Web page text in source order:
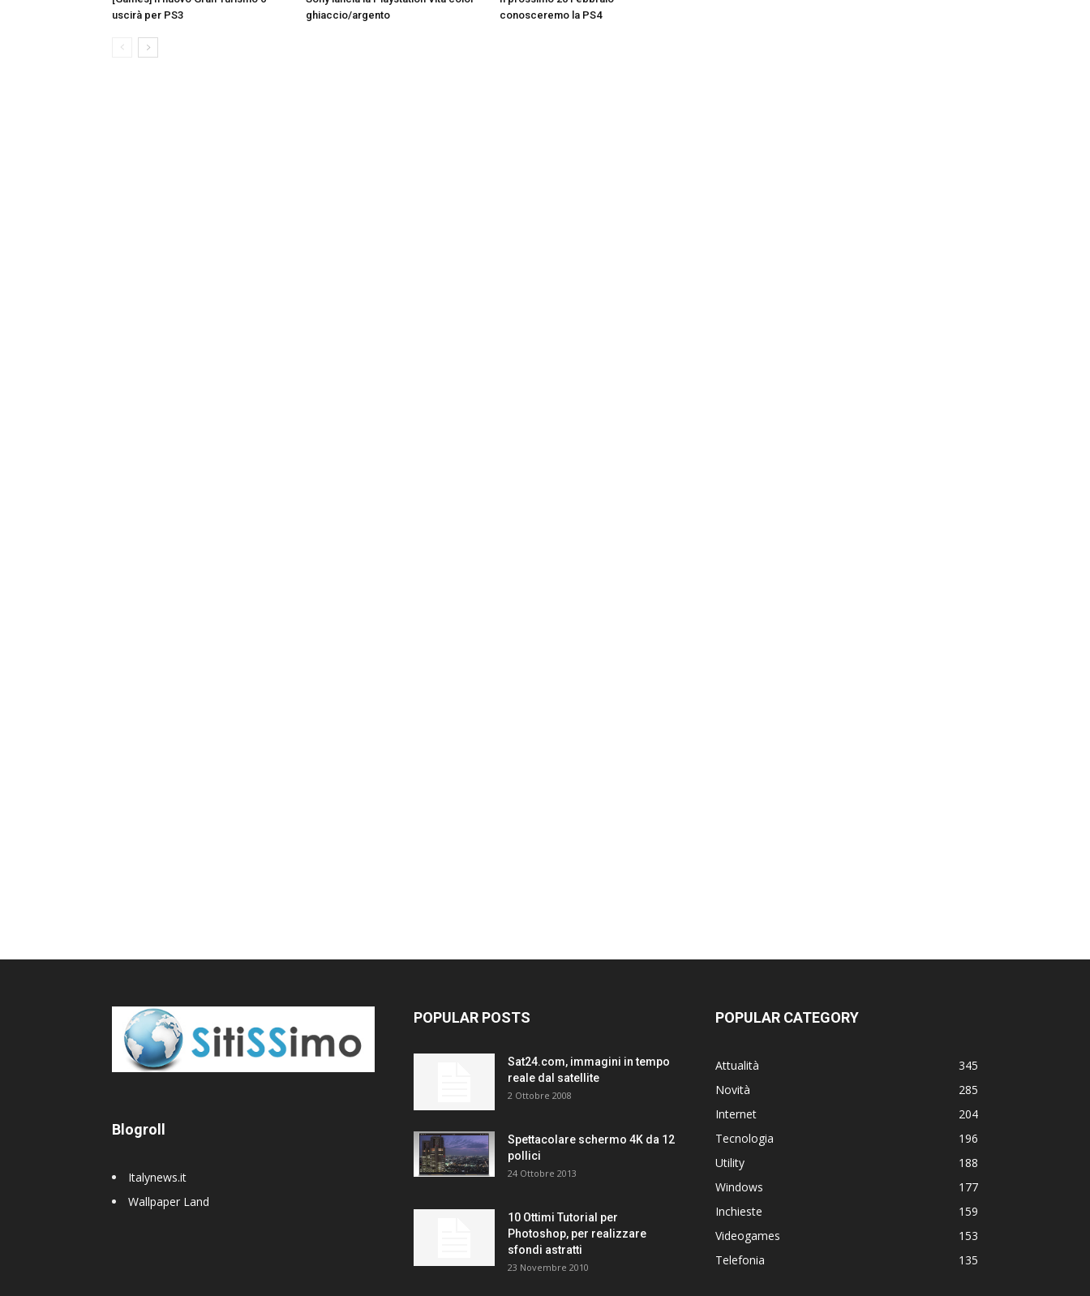
uscirà per PS3
ghiaccio/argento
conosceremo la PS4
Blogroll
Italynews.it
Wallpaper Land
POPULAR POSTS
Sat24.com, immagini in tempo
reale dal satellite
2 Ottobre 2008
Spettacolare schermo 4K da 12
pollici
24 Ottobre 2013
10 Ottimi Tutorial per
Photoshop, per realizzare
sfondi astratti
23 Novembre 2010
POPULAR CATEGORY
Attualità
345
Novità
285
Internet
204
Tecnologia
196
Utility
188
Windows
177
Inchieste
159
Videogames
153
Telefonia
135